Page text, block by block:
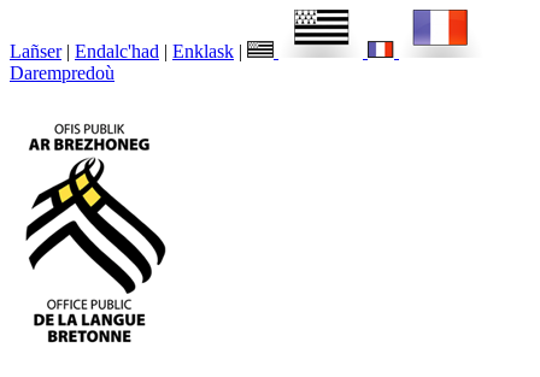
Lañser | Endalc'had | Enklask |
Darempredoù